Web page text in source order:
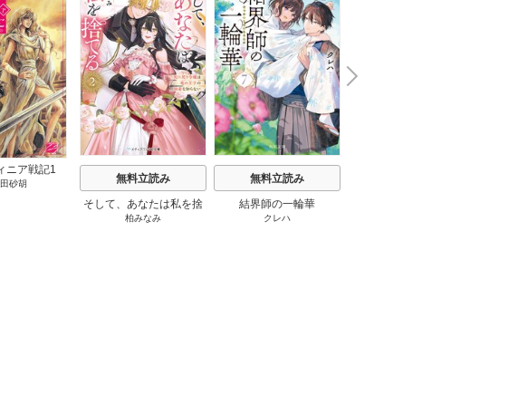
ニア戦記1
砂胡
無料立読み
そして、あなたは私を捨
てる
柏みなみ
無料立読み
結界師の一輪華
クレハ
N
e
x
t